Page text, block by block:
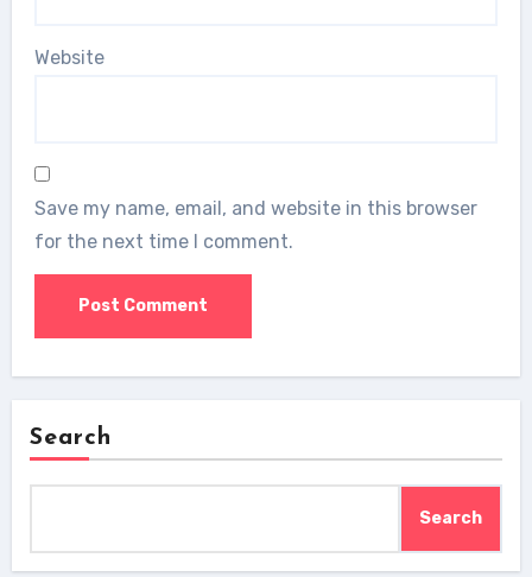
Website
Save my name, email, and website in this browser
for the next time I comment.
Search
Search